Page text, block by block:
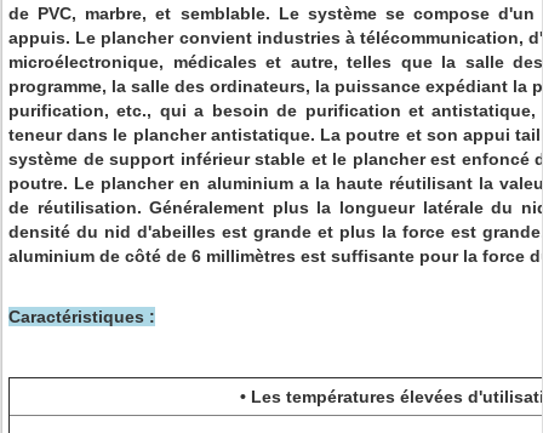
de PVC, marbre, et semblable. Le système se compose
appuis. Le plancher convient industries à télécommunication,
microélectronique, médicales et autre, telles que la salle
programme, la salle des ordinateurs, la puissance expédiant la
purification, etc., qui a besoin de purification et
teneur dans le plancher antistatique. La poutre et son appui
système de support inférieur stable et le plancher est enfoncé
poutre. Le plancher en aluminium a la haute réutilisant la
de réutilisation. Généralement plus la longueur latérale du
densité du nid d'abeilles est grande et plus la force est
aluminium de côté de 6 millimètres est suffisante pour la force
Caractéristiques :
• Les températures élevées